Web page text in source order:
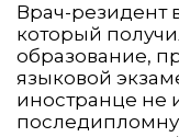
Врач-резидент
который
образование,
языковой
иностранце не